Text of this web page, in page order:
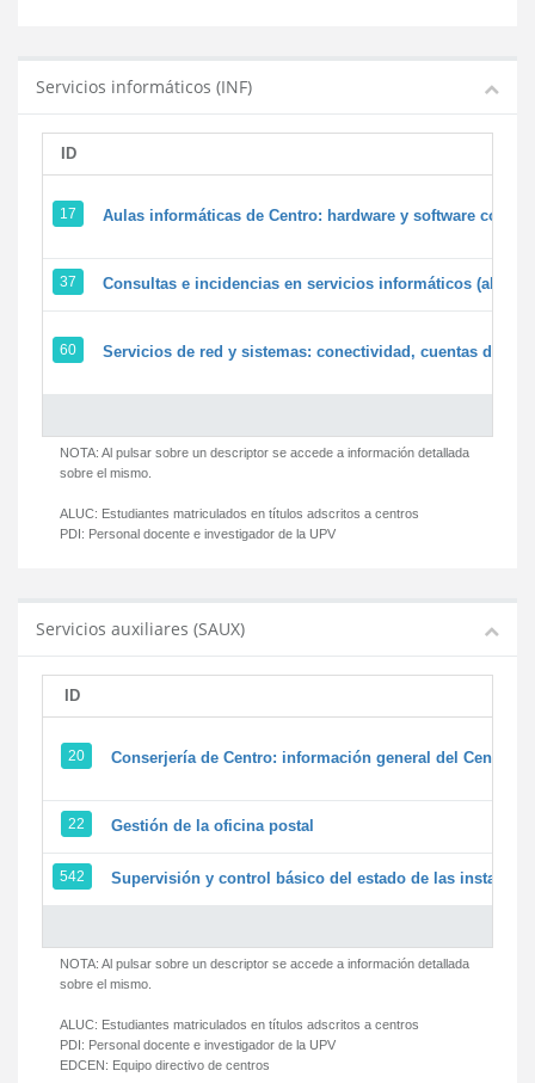
Servicios informáticos (INF)
ID
17 Aulas informáticas de Centro: hardware y software
37 Consultas e incidencias en servicios informáticos
60 Servicios de red y sistemas: conectividad, cuentas de
NOTA: Al pulsar sobre un descriptor se accede a información detallada
sobre el mismo.
ALUC: Estudiantes matriculados en títulos adscritos a centros
PDI: Personal docente e investigador de la UPV
Servicios auxiliares (SAUX)
ID
20 Conserjería de Centro: información general del Centro y
22 Gestión de la oficina postal
542 Supervisión y control básico del estado de las
NOTA: Al pulsar sobre un descriptor se accede a información detallada
sobre el mismo.
ALUC: Estudiantes matriculados en títulos adscritos a centros
PDI: Personal docente e investigador de la UPV
EDCEN: Equipo directivo de centros